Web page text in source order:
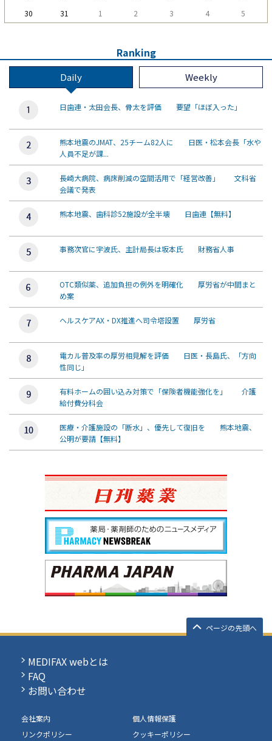
30
31 1 2 3 4 5
Ranking
Daily Weekly
日歯連・太田会長、骨太を評価 要望「ほぼ入った」
熊本地震のJMAT、25チーム82人に 日医・松本会長「水や
人員不足が課...
長崎大病院、病床削減の空間活用で「経営改善」 文科省
会議で発表
熊本地震、歯科診52施設が全半壊 日歯連【無料】
事務次官に宇波氏、主計局長は坂本氏 財務省人事
OTC類似薬、追加負担の例外を明確化 厚労省が中間まと
め案
ヘルスケアAX・DX推進へ司令塔設置 厚労省
電カル普及率の厚労相見解を評価 日医・長島氏、「方向
性同じ」
有料ホームの囲い込み対策で「保険者機能強化を」 介護
給付費分科会
医療・介護施設の「断水」、優先して復旧を 熊本地震、
公明が要請【無料】
ページの先頭へ
MEDIFAX webとは
FAQ
お問い合わせ
会社案内
個人情報保護
リンクポリシー
クッキーポリシー